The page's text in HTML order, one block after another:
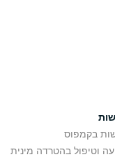
בקמפוס
וטיפול בהטרדה מינית